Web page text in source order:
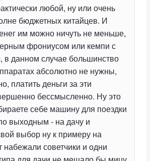
любой, ну или очень
бюджетных китайцев. И
им можно ничуть не меньше,
фрониусом или кемпи с
в данном случае большинство
абсолютно не нужны,
платить деньги за эти
бессмысленно. Ну это
себе машину для поездки
выходным - на дачу и
выбор ну к примеру на
набежали советчики и одни